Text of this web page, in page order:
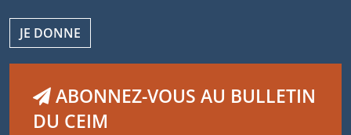
JE DONNE
ABONNEZ-VOUS AU BULLETIN
DU CEIM